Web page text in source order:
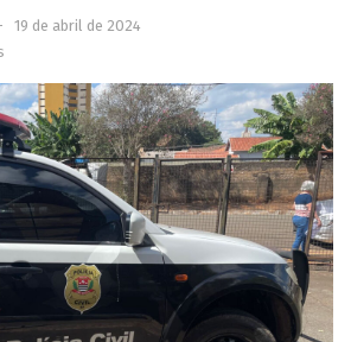
19 de abril de 2024